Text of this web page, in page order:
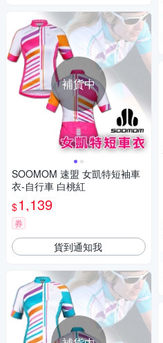
補貨中
SOOMOM 速盟 女凱特短袖車
衣-自行車 白桃紅
$1,139
券
貨到通知我